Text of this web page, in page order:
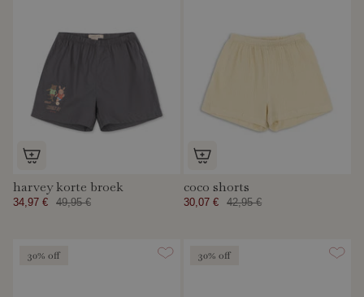
harvey korte broek
34,97 € 49,95 €
coco shorts
30,07 € 42,95 €
30% off 30% off